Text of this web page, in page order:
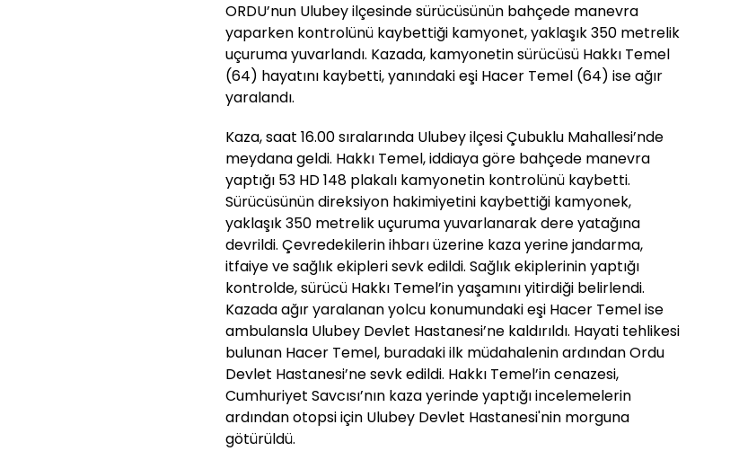
ORDU’nun Ulubey ilçesinde sürücüsünün bahçede manevra
yaparken kontrolünü kaybettiği kamyonet, yaklaşık 350 metrelik
uçuruma yuvarlandı. Kazada, kamyonetin sürücüsü Hakkı Temel
(64) hayatını kaybetti, yanındaki eşi Hacer Temel (64) ise ağır
yaralandı.
Kaza, saat 16.00 sıralarında Ulubey ilçesi Çubuklu Mahallesi’nde
meydana geldi. Hakkı Temel, iddiaya göre bahçede manevra
yaptığı 53 HD 148 plakalı kamyonetin kontrolünü kaybetti.
Sürücüsünün direksiyon hakimiyetini kaybettiği kamyonek,
yaklaşık 350 metrelik uçuruma yuvarlanarak dere yatağına
devrildi. Çevredekilerin ihbarı üzerine kaza yerine jandarma,
itfaiye ve sağlık ekipleri sevk edildi. Sağlık ekiplerinin yaptığı
kontrolde, sürücü Hakkı Temel’in yaşamını yitirdiği belirlendi.
Kazada ağır yaralanan yolcu konumundaki eşi Hacer Temel ise
ambulansla Ulubey Devlet Hastanesi’ne kaldırıldı. Hayati tehlikesi
bulunan Hacer Temel, buradaki ilk müdahalenin ardından Ordu
Devlet Hastanesi’ne sevk edildi. Hakkı Temel’in cenazesi,
Cumhuriyet Savcısı’nın kaza yerinde yaptığı incelemelerin
ardından otopsi için Ulubey Devlet Hastanesi'nin morguna
götürüldü.